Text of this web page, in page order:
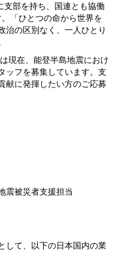
部を持ち、国連とも協働
「ひとつの命から世界を
治の区別なく、一人ひとり
現在、能登半島地震におけ
ッフを募集しています。支
献に発揮したい方のご応募
被災者支援担当
して、以下の日本国内の業